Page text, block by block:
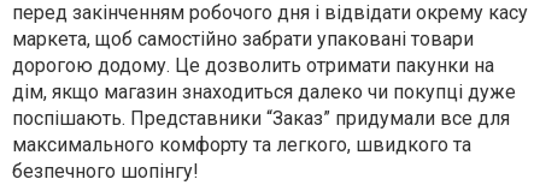
перед закінченням робочого дня і відвідати окрему касу
маркета, щоб самостійно забрати упаковані товари
дорогою додому. Це дозволить отримати пакунки на
дім, якщо магазин знаходиться далеко чи покупці дуже
поспішають. Представники “Заказ” придумали все для
максимального комфорту та легкого, швидкого та
безпечного шопінгу!